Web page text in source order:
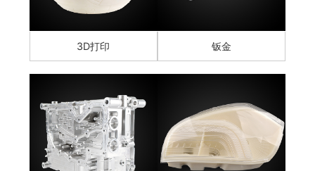
3D打印 钣金